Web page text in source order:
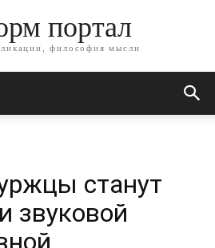
портал
философия мысли
станут
звуковой